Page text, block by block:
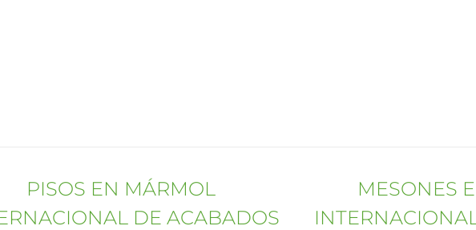
PISOS EN MÁRMOL
DE ACABADOS
MESONES